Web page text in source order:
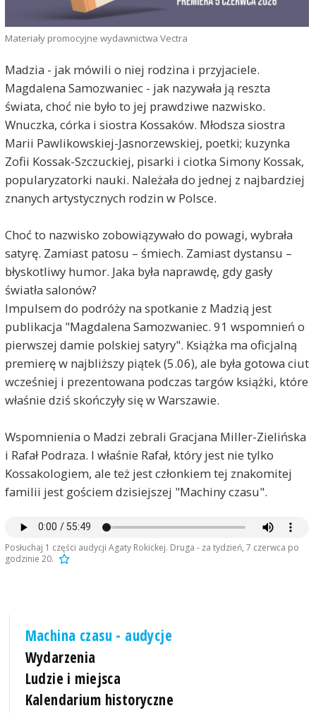
Materiały promocyjne wydawnictwa Vectra
Madzia - jak mówili o niej rodzina i przyjaciele.
Magdalena Samozwaniec - jak nazywała ją reszta
świata, choć nie było to jej prawdziwe nazwisko.
Wnuczka, córka i siostra Kossaków. Młodsza siostra
Marii Pawlikowskiej-Jasnorzewskiej, poetki; kuzynka
Zofii Kossak-Szczuckiej, pisarki i ciotka Simony Kossak,
popularyzatorki nauki. Należała do jednej z najbardziej
znanych artystycznych rodzin w Polsce.
Choć to nazwisko zobowiązywało do powagi, wybrała
satyrę. Zamiast patosu – śmiech. Zamiast dystansu –
błyskotliwy humor. Jaka była naprawdę, gdy gasły
światła salonów?
Impulsem do podróży na spotkanie z Madzią jest
publikacja "Magdalena Samozwaniec. 91 wspomnień o
pierwszej damie polskiej satyry". Książka ma oficjalną
premierę w najbliższy piątek (5.06), ale była gotowa ciut
wcześniej i prezentowana podczas targów książki, które
właśnie dziś skończyły się w Warszawie.
Wspomnienia o Madzi zebrali Gracjana Miller-Zielińska
i Rafał Podraza. I właśnie Rafał, który jest nie tylko
Kossakologiem, ale też jest członkiem tej znakomitej
familii jest gościem dzisiejszej "Machiny czasu".
Posłuchaj 1 części audycji Agaty Rokickej. Druga - za tydzień, 7 czerwca po
godzinie 20.
Machina czasu - audycje
Wydarzenia
Ludzie i miejsca
Kalendarium historyczne